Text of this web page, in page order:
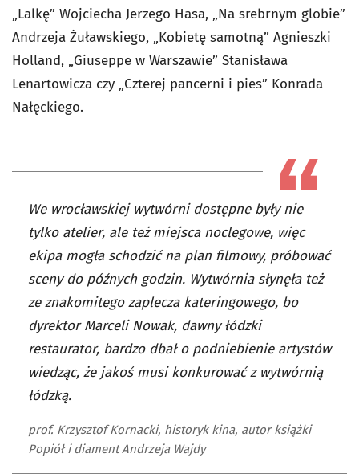
„Lalkę” Wojciecha Jerzego Hasa, „Na srebrnym globie”
Andrzeja Żuławskiego, „Kobietę samotną” Agnieszki
Holland, „Giuseppe w Warszawie” Stanisława
Lenartowicza czy „Czterej pancerni i pies” Konrada
Nałęckiego.
We wrocławskiej wytwórni dostępne były nie
tylko atelier, ale też miejsca noclegowe, więc
ekipa mogła schodzić na plan filmowy, próbować
sceny do późnych godzin. Wytwórnia słynęła też
ze znakomitego zaplecza kateringowego, bo
dyrektor Marceli Nowak, dawny łódzki
restaurator, bardzo dbał o podniebienie artystów
wiedząc, że jakoś musi konkurować z wytwórnią
łódzką.
prof. Krzysztof Kornacki, historyk kina, autor książki
Popiół i diament Andrzeja Wajdy